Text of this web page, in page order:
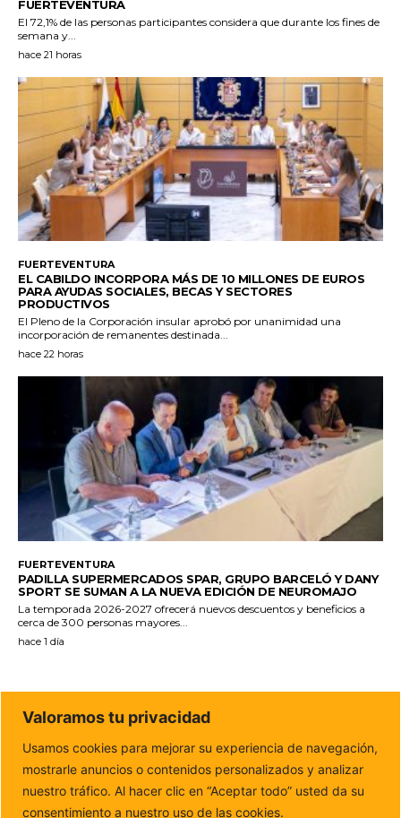
FUERTEVENTURA
El 72,1% de las personas participantes considera que durante los fines de
semana y...
hace 21 horas
FUERTEVENTURA
EL CABILDO INCORPORA MÁS DE 10 MILLONES DE EUROS
PARA AYUDAS SOCIALES, BECAS Y SECTORES
PRODUCTIVOS
El Pleno de la Corporación insular aprobó por unanimidad una
incorporación de remanentes destinada...
hace 22 horas
FUERTEVENTURA
PADILLA SUPERMERCADOS SPAR, GRUPO BARCELÓ Y DANY
SPORT SE SUMAN A LA NUEVA EDICIÓN DE NEUROMAJO
La temporada 2026-2027 ofrecerá nuevos descuentos y beneficios a
cerca de 300 personas mayores...
hace 1 día